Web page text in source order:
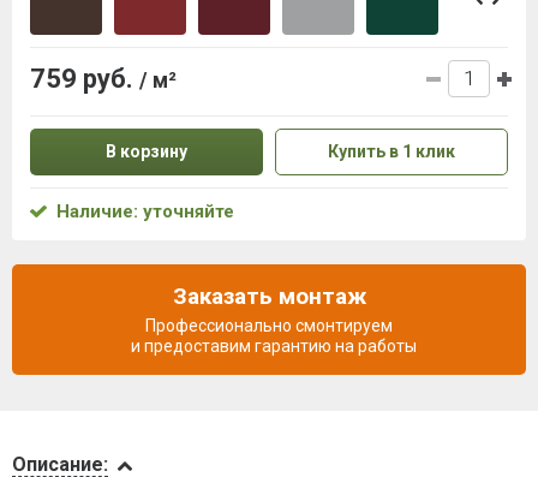
Описание:
759 руб. / м²
В корзину Купить в 1 клик
Наличие: уточняйте
Заказать монтаж
Профессионально смонтируем
и предоставим гарантию на работы